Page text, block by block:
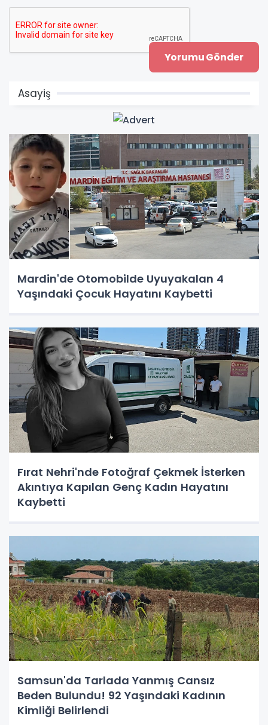
Asayiş
Mardin'de Otomobilde Uyuyakalan 4
Yaşındaki Çocuk Hayatını Kaybetti
Fırat Nehri'nde Fotoğraf Çekmek İsterken
Akıntıya Kapılan Genç Kadın Hayatını
Kaybetti
Samsun'da Tarlada Yanmış Cansız
Beden Bulundu! 92 Yaşındaki Kadının
Kimliği Belirlendi